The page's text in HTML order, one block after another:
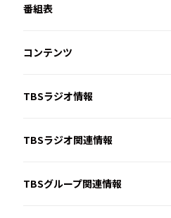
番組表
コンテンツ
TBSラジオ情報
TBSラジオ関連情報
TBSグループ関連情報